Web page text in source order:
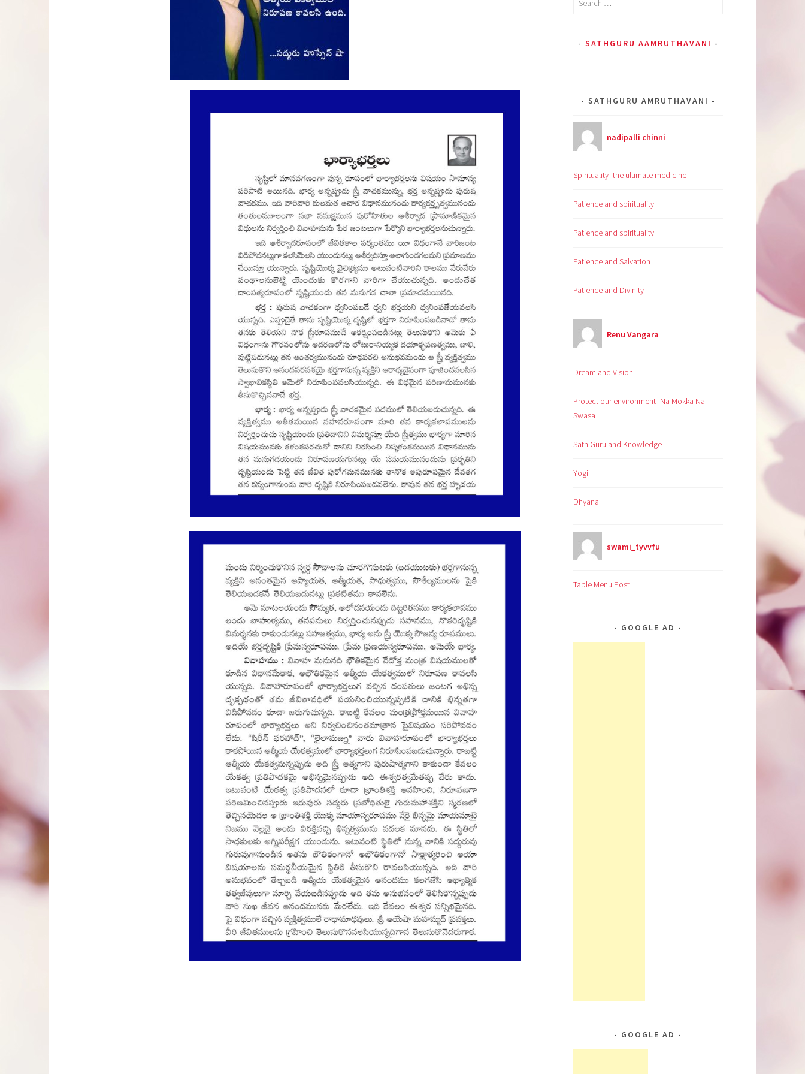
SATHGURU AAMRUTHAVANI
SATHGURU AMRUTHAVANI
nadipalli chinni
Spirituality- the ultimate medicine
Patience and spirituality
Patience and spirituality
Patience and Salvation
Patience and Divinity
Renu Vangara
Dream and Vision
Protect our environment- Na Mokka Na
Swasa
Sath Guru and Knowledge
Yogi
Dhyana
swami_tyvvfu
Table Menu Post
GOOGLE AD
GOOGLE AD